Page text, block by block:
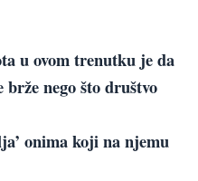
u ovom trenutku je da
nego što društvo
onima koji na njemu